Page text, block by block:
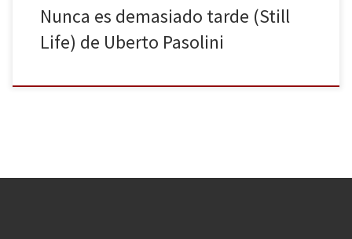
Nunca es demasiado tarde (Still
Life) de Uberto Pasolini